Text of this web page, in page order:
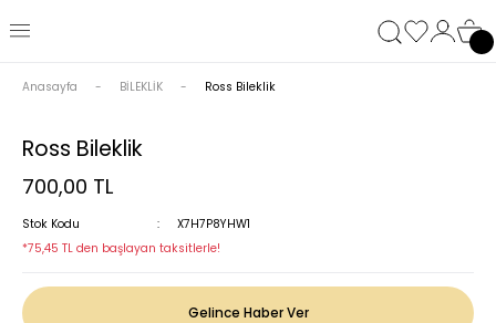
Anasayfa BİLEKLİK Ross Bileklik
Ross Bileklik
700,00 TL
Stok Kodu
X7H7P8YHW1
*75,45 TL den başlayan taksitlerle!
Gelince Haber Ver